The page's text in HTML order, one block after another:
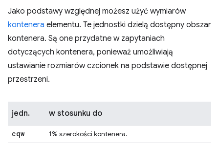
Jako podstawy względnej możesz użyć wymiarów
kontenera elementu. Te jednostki dzielą dostępny obszar
kontenera. Są one przydatne w zapytaniach
dotyczących kontenera, ponieważ umożliwiają
ustawianie rozmiarów czcionek na podstawie dostępnej
przestrzeni.
jedn. w stosunku do
cqw 1% szerokości kontenera.